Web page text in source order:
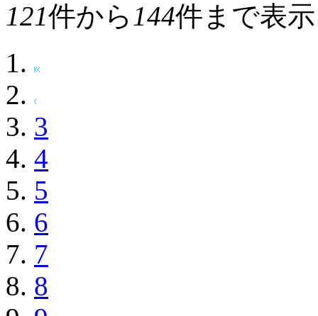
121件から 144件まで表示
3
4
5
6
7
8